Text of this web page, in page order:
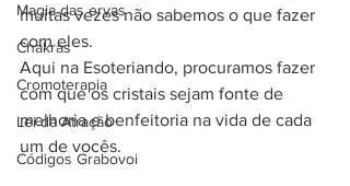
Magia das ervas
Chakras
Cromoterapia
Lei da Atração
Códigos Grabovoi
muitas vezes não sabemos o que fazer
com eles.
Aqui na Esoteriando, procuramos fazer
com que os cristais sejam fonte de
melhoria e benfeitoria na vida de cada
um de vocês.